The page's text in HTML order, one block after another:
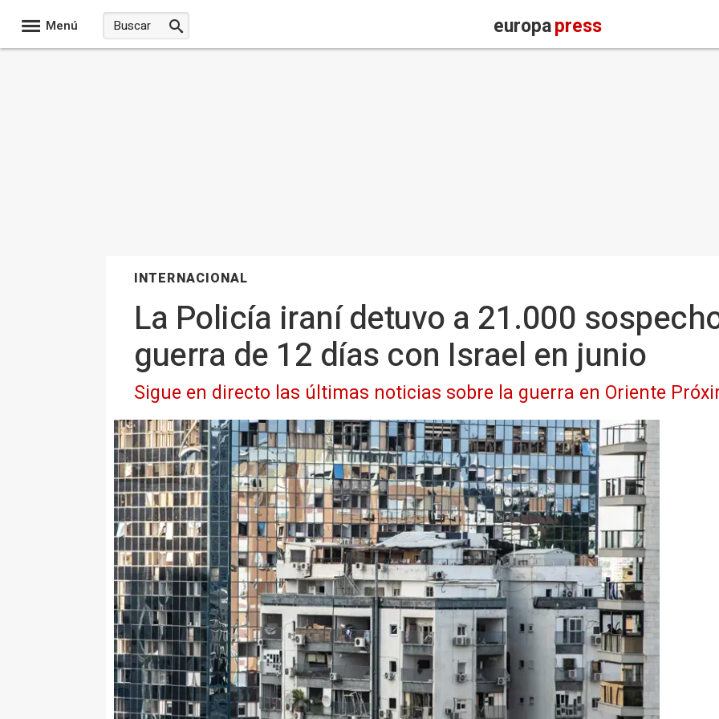
Menú europapress
INTERNACIONAL
La Policía iraní detuvo a 21.000
guerra de 12 días con Israel en junio
Sigue en directo las últimas noticias sobre la guerra en Oriente